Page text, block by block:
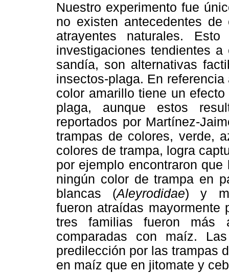
Nuestro experimento fue
no existen antecedentes
atrayentes naturales.
investigaciones tendientes
sandía, son alternativas
insectos-plaga. En
color amarillo tiene un
plaga, aunque estos
reportados por Martínez-
trampas de colores, verde,
colores de trampa, logra
por ejemplo encontraron que
ningún color de trampa en
blancas (Aleyrodidae) y
fueron atraídas mayormente
tres familias fueron más
comparadas con maíz.
predilección por las trampas
en maíz que en jitomate y